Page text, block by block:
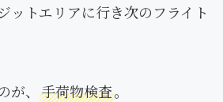
ットエリアに行き次のフライト
、 手荷物検査。